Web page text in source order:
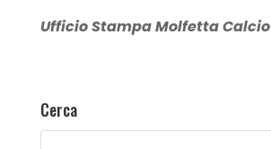
Ufficio Stampa Molfetta Calcio
Cerca